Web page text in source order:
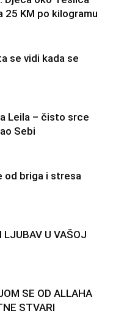
25 KM po kilogramu
se vidi kada se
Leila – čisto srce
Sebi
od briga i stresa
LJUBAV U VAŠOJ
SE OD ALLAHA
STVARI